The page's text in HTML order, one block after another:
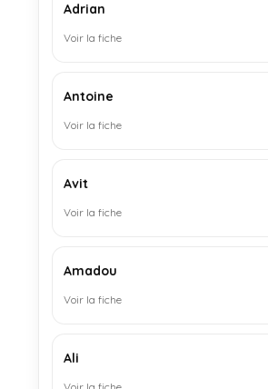
Adrian
Voir la fiche
Antoine
Voir la fiche
Avit
Voir la fiche
Amadou
Voir la fiche
Ali